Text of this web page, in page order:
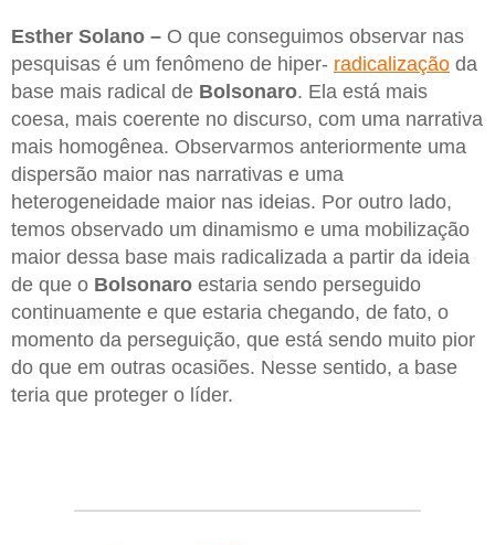
Esther Solano – O que conseguimos observar nas
pesquisas é um fenômeno de hiper- radicalização da
base mais radical de Bolsonaro. Ela está mais
coesa, mais coerente no discurso, com uma narrativa
mais homogênea. Observarmos anteriormente uma
dispersão maior nas narrativas e uma
heterogeneidade maior nas ideias. Por outro lado,
temos observado um dinamismo e uma mobilização
maior dessa base mais radicalizada a partir da ideia
de que o Bolsonaro estaria sendo perseguido
continuamente e que estaria chegando, de fato, o
momento da perseguição, que está sendo muito pior
do que em outras ocasiões. Nesse sentido, a base
teria que proteger o líder.